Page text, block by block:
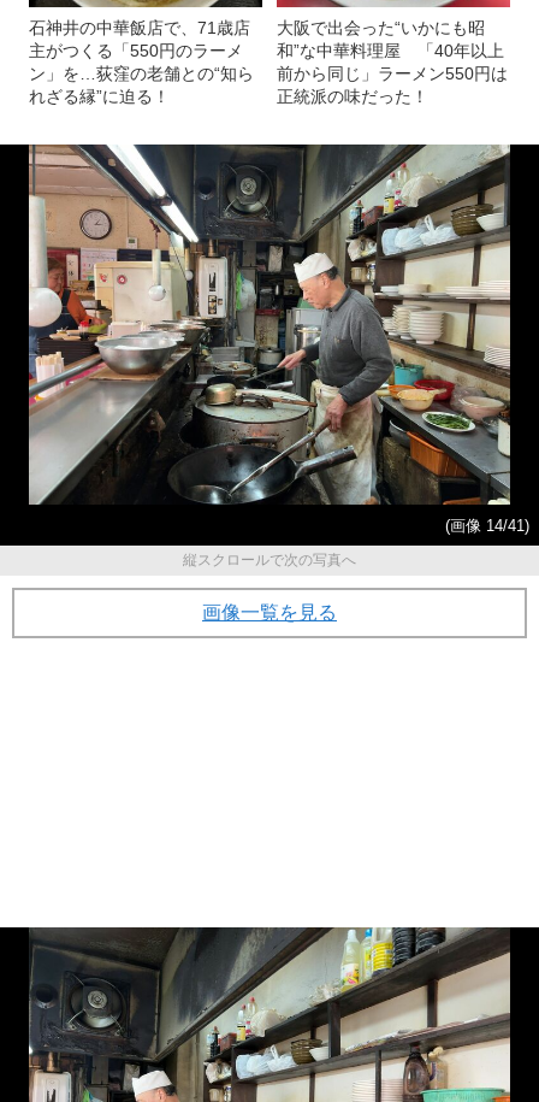
石神井の中華飯店で、71歳店
主がつくる「550円のラーメ
ン」を…荻窪の老舗との“知ら
れざる縁”に迫る！
大阪で出会った“いかにも昭
和”な中華料理屋 「40年以上
前から同じ」ラーメン550円は
正統派の味だった！
(画像 14/41)
縦スクロールで次の写真へ
画像一覧を見る